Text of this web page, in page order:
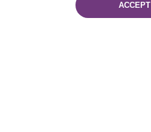
Tel.: (+375 17) 368 37 37
ACCEPT